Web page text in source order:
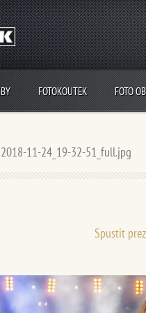
FOTOKOUTEK FOTO
2018-11-24_19-32-51_full.jpg
Spustit